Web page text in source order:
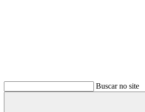
Buscar no site